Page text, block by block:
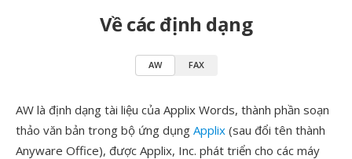
Về các định dạng
AW FAX
AW là định dạng tài liệu của Applix Words, thành phần soạn
thảo văn bản trong bộ ứng dụng Applix (sau đổi tên thành
Anyware Office), được Applix, Inc. phát triển cho các máy